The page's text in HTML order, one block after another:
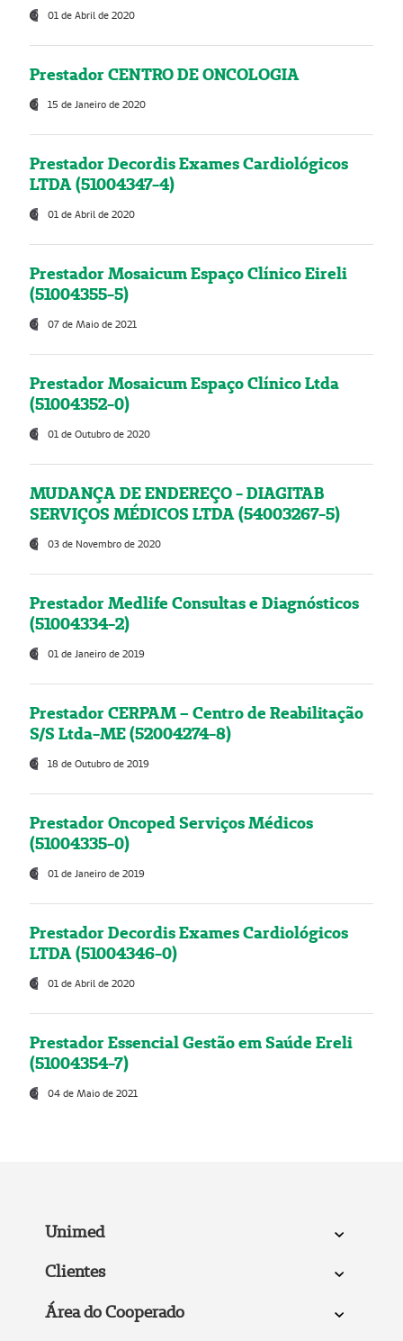
01 de Abril de 2020
Prestador CENTRO DE ONCOLOGIA
15 de Janeiro de 2020
Prestador Decordis Exames Cardiológicos
LTDA (51004347-4)
01 de Abril de 2020
Prestador Mosaicum Espaço Clínico Eireli
(51004355-5)
07 de Maio de 2021
Prestador Mosaicum Espaço Clínico Ltda
(51004352-0)
01 de Outubro de 2020
MUDANÇA DE ENDEREÇO - DIAGITAB
SERVIÇOS MÉDICOS LTDA (54003267-5)
03 de Novembro de 2020
Prestador Medlife Consultas e Diagnósticos
(51004334-2)
01 de Janeiro de 2019
Prestador CERPAM – Centro de Reabilitação
S/S Ltda-ME (52004274-8)
18 de Outubro de 2019
Prestador Oncoped Serviços Médicos
(51004335-0)
01 de Janeiro de 2019
Prestador Decordis Exames Cardiológicos
LTDA (51004346-0)
01 de Abril de 2020
Prestador Essencial Gestão em Saúde Ereli
(51004354-7)
04 de Maio de 2021
Unimed
Clientes
Área do Cooperado